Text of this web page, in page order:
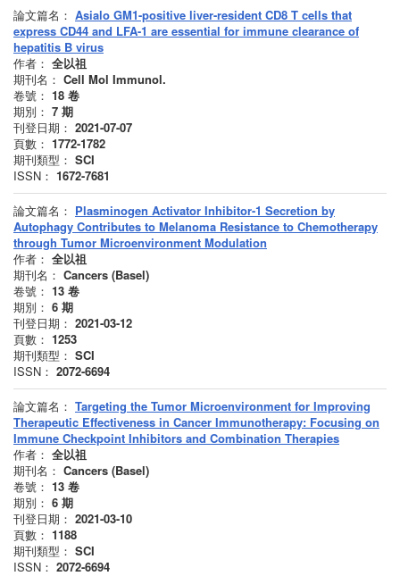
論文篇名： Asialo GM1-positive liver-resident CD8 T cells that
express CD44 and LFA-1 are essential for immune clearance of
hepatitis B virus
作者： 全以祖
期刊名： Cell Mol Immunol.
卷號： 18 卷
期別： 7 期
刊登日期： 2021-07-07
頁數： 1772-1782
期刊類型： SCI
ISSN： 1672-7681
論文篇名： Plasminogen Activator Inhibitor-1 Secretion by
Autophagy Contributes to Melanoma Resistance to Chemotherapy
through Tumor Microenvironment Modulation
作者： 全以祖
期刊名： Cancers (Basel)
卷號： 13 卷
期別： 6 期
刊登日期： 2021-03-12
頁數： 1253
期刊類型： SCI
ISSN： 2072-6694
論文篇名： Targeting the Tumor Microenvironment for Improving
Therapeutic Effectiveness in Cancer Immunotherapy: Focusing on
Immune Checkpoint Inhibitors and Combination Therapies
作者： 全以祖
期刊名： Cancers (Basel)
卷號： 13 卷
期別： 6 期
刊登日期： 2021-03-10
頁數： 1188
期刊類型： SCI
ISSN： 2072-6694